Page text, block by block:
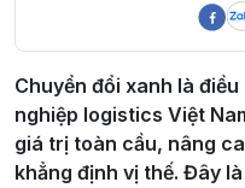
Chuyển đổi xanh là
nghiệp logistics Việt
giá trị toàn cầu, nâng
khẳng định vị thế. Đây